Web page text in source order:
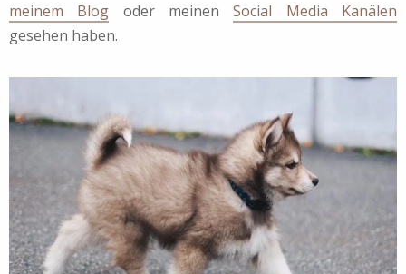
meinem Blog oder meinenSocial Media Kanälen
gesehen haben.